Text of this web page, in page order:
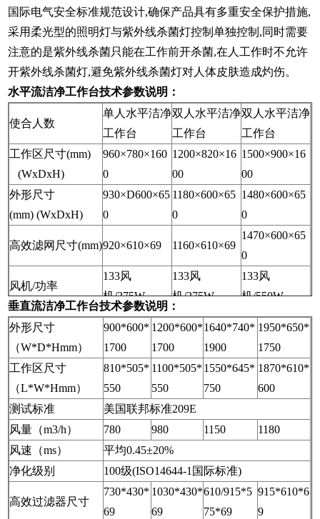
国际电气安全标准规范设计,确保产品具有多重安全保护措施,
采用柔光型的照明灯与紫外线杀菌灯控制单独控制,同时需要
注意的是紫外线杀菌只能在工作前开杀菌,在人工作时不允许
开紫外线杀菌灯,避免紫外线杀菌灯对人体皮肤造成灼伤。
水平流洁净工作台技术参数说明：
使合人数
单人水平洁净
工作台
双人水平洁净
工作台
双人水平洁净
工作台
工作区尺寸(mm)
(WxDxH)
960×780×160
0
1200×820×16
00
1500×900×16
00
外形尺寸
(mm) (WxDxH)
930×D600×65
0
1180×600×65
0
1480×600×65
0
高效滤网尺寸(mm)920×610×69 1160×610×69
1470×600×65
0
风机/功率
133风
机/275W
133风
机/275W
133风
机/550W
日光灯规格数量
20W×1 30W×1
40W×1
洁净等级
控制系统
LED显示，电子板控制，触摸式微动开关
噪音等级
≤65Db
垂直流洁净工作台技术参数说明：
外形尺寸
（W*D*Hmm）
900*600*
1700
1200*600*
1700
1640*740*
1900
1950*650*
1750
工作区尺寸
（L*W*Hmm）
810*505*
550
1100*505*
550
1550*645*
750
1870*610*
600
测试标准
美国联邦标准209E
风量（m3/h）
780 980 1150
1180
风速（ms）
平均0.45±20%
净化级别
100级(ISO14644-1国际标准)
高效过滤器尺寸
730*430*
69
1030*430*
69
610/915*5
75*69
915*610*6
9